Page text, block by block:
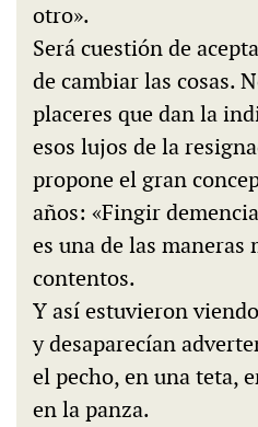
otro».
Será cuestión de
de cambiar las cosas.
placeres que dan la
esos lujos de la
propone el gran
años: «Fingir
es una de las maneras
contentos.
Y así estuvieron
y desaparecían
el pecho, en una teta,
en la panza.